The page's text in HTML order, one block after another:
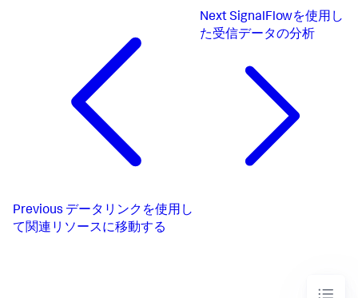
Previous データリンクを使用し
て関連リソースに移動する
NextSignalFlowを使用し
た受信データの分析